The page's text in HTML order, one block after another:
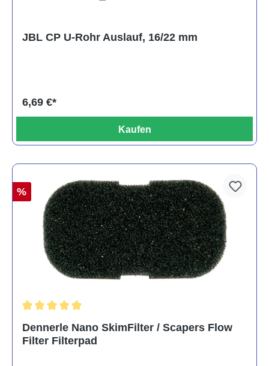
JBL CP U-Rohr Auslauf, 16/22 mm
6,69 €*
Kaufen
%
Dennerle Nano SkimFilter / Scapers Flow
Filter Filterpad